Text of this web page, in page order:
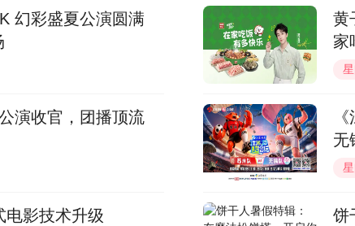
幻彩盛夏公演圆满
黄
家
演收官，团播顶流
无
电影技术升级
饼